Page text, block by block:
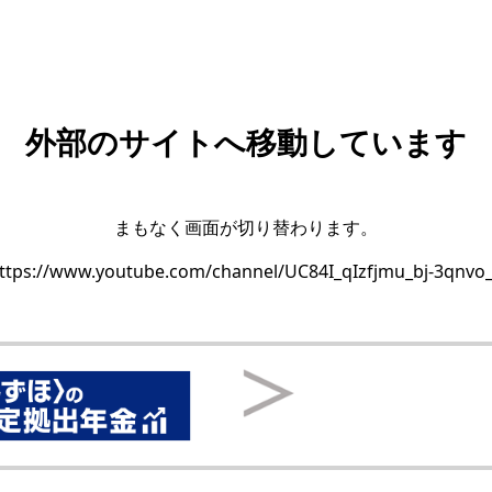
外部のサイトへ移動しています
まもなく画面が切り替わります。
www.youtube.com/channel/UC84I_qIzfjmu_bj-